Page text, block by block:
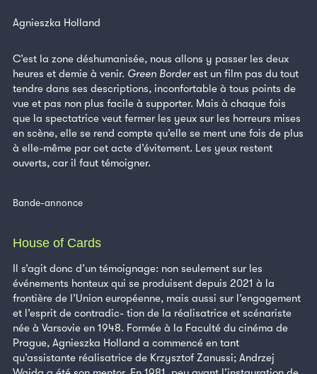
Agnieszka Holland
C’est la zone déshumanisée, nous allons y passer les deux
heures et demie à venir. Green Borderest un film pas du tout
tendre dans ses descriptions, inconfortable à tous points de
vue et pas non plus facile à supporter. Mais à chaque fois
que la spectatrice veut fermer les yeux sur les horreurs mises
en scène, elle se rend compte qu’elle se ment une fois de plus
à elle-même par cet acte d’évitement. Les yeux restent
ouverts, car il faut témoigner.
Bande-annonce
House of Cards
Il s’agit donc d’un témoignage: non seulement sur les
événements honteux qui se produisent depuis 2021 à la
frontière de l’Union européenne, mais aussi sur l’engagement
et l’esprit de contradic- tion de la réalisatrice et scénariste
née à Varsovie en 1948. Formée à la Faculté du cinéma de
Prague, Agnieszka Holland a commencé en tant
qu’assistante réalisatrice de Krzysztof Zanussi; Andrzej